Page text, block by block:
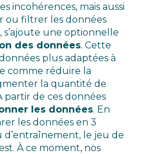
incohérences, mais aussi
ou filtrer les données
s’ajoute une optionnelle
des données. Cette
plus adaptées à
comme réduire la
la quantité de
partir de ces données
les données. En
les données en 3
d’entraînement, le jeu de
À ce moment, nos